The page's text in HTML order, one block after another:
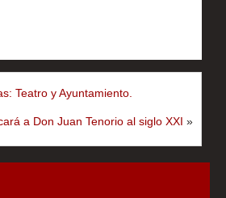
Teatro y Ayuntamiento.
a Don Juan Tenorio al siglo XXI »